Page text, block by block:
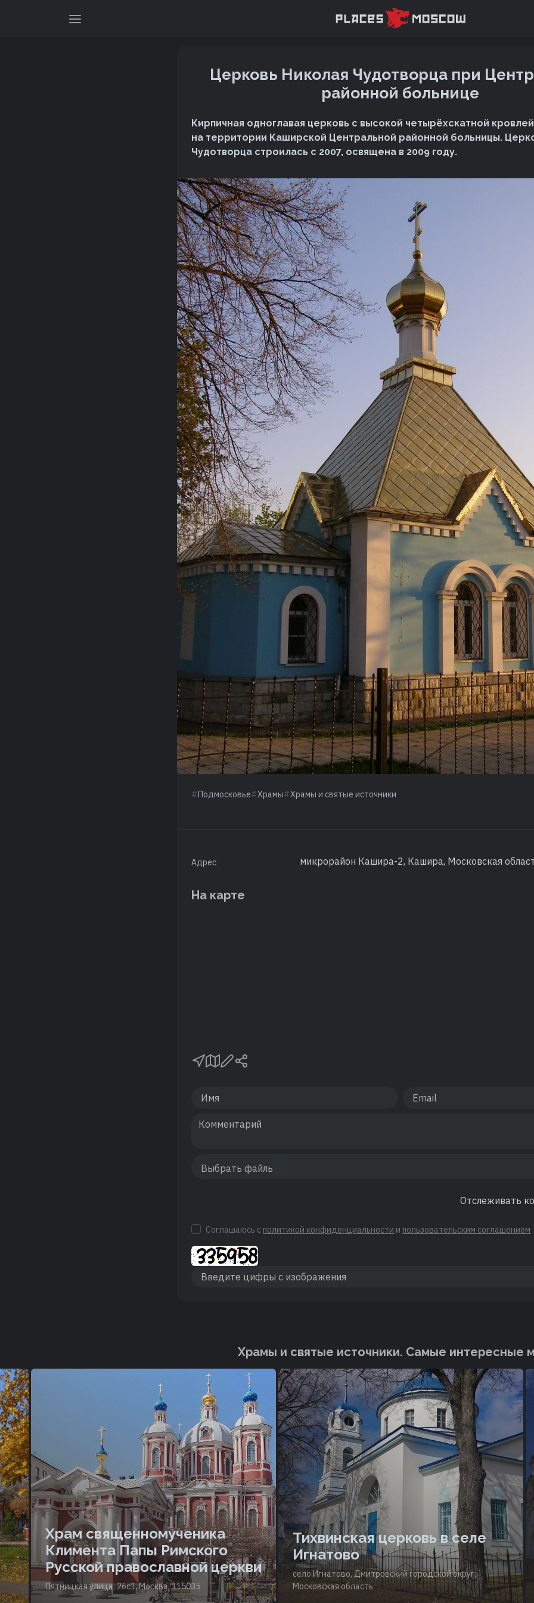
Церковь Николая Чудотворца при
районной больнице
Кирпичная одноглавая церковь с высокой четырёхскатной
на территории Каширской Центральной районной больницы.
Чудотворца строилась с 2007, освящена в 2009 году.
Подмосковье Храмы Храмы и святые источники
Адрес микрорайон Кашира-2, Кашира, Московская
На карте
Отслеживать
Соглашаюсь с политикой конфиденциальности и пользовательским соглашением
Храмы и святые источники. Cамые интересные
Храм священномученика
Климента Папы Римского
Русской православной церкви
Пятницкая улица, 26с1, Москва, 115035
Тихвинская церковь в селе
Игнатово
село Игнатово, Дмитровский городской округ,
Московская область